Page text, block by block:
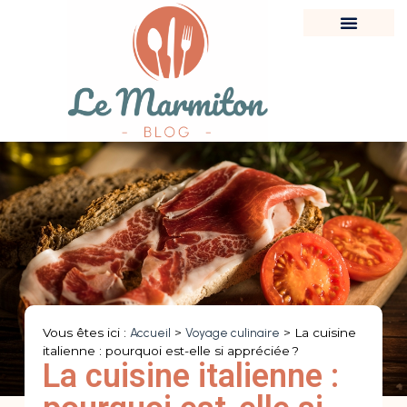
Vous êtes ici : Accueil > Voyage culinaire > La cuisine
italienne : pourquoi est-elle si appréciée ?
La cuisine italienne :